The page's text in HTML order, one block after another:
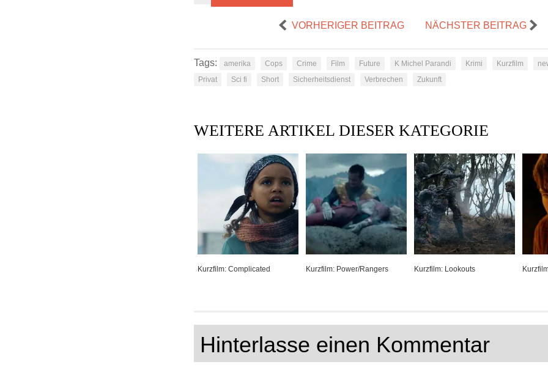
VORHERIGER BEITRAG NÄCHSTER BEITRAG
Tags: amerika Cops Crime Film Future K Michel Parandi Krimi Kurzfilm
Privat
Sci fi Short Sicherheitsdienst Verbrechen Zukunft
WEITERE ARTIKEL DIESER KATEGORIE
Kurzfilm: Complicated Kurzfilm: Power/Rangers Kurzfilm: Lookouts
Hinterlasse einen Kommentar